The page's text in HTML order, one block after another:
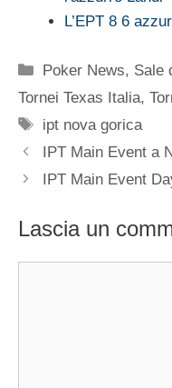
L’EPT 8 6
Categorie
Poker News, Sale
Tornei Texas Italia,
Tag
ipt nova gorica
IPT Main Event a
IPT Main Event
Lascia un